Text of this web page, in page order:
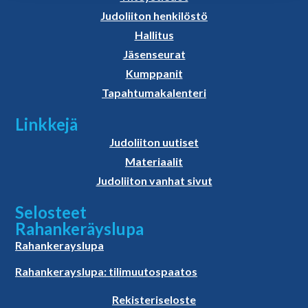
Judoliiton henkilöstö
Hallitus
Jäsenseurat
Kumppanit
Tapahtumakalenteri
Linkkejä
Judoliiton uutiset
Materiaalit
Judoliiton vanhat sivut
Selosteet
Rahankeräyslupa
Rahankerayslupa
Rahankerayslupa: tilimuutospaatos
Rekisteriseloste